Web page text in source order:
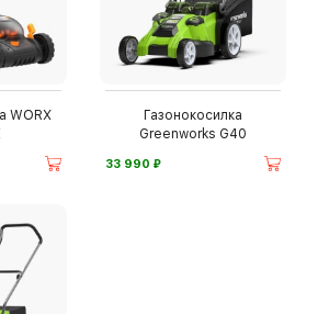
WORX
Газонокосилка
Greenworks G40
33 990 ⃏